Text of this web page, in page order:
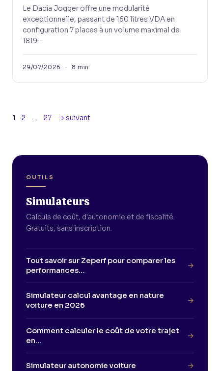
Le Dacia Jogger offre une modularité
exceptionnelle, passant de 160 litres VDA en
configuration 7 places à un volume maximal de
1819…
29/07/2026 · 8 min
Page
1 Page
2 … Page
27 → suivant
OUTILS
Simulateurs
Calculs de coût, d'autonomie et de fiscalité.
Gratuits, sans inscription.
Tout savoir sur Zeperf pour comparer les
performances…
→
Simulateur calcul avantage en nature
voiture en 2026
→
Comment calculer le coût de votre trajet
en…
→
Simulateur autonomie voiture →